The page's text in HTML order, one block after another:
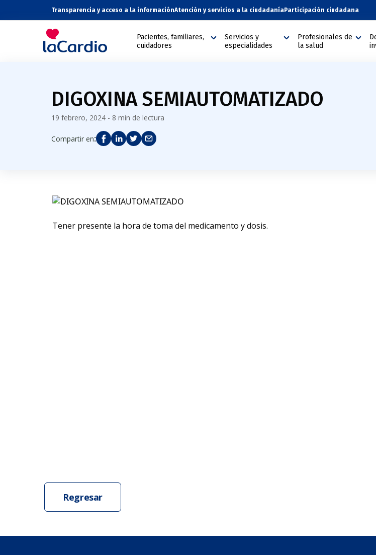
Transparencia y acceso a la informaciónAtención y servicios a la ciudadanía Participación ciudadana
Pacientes, familiares,
cuidadores
Servicios y
especialidades
Profesionales de
la salud
DIGOXINA SEMIAUTOMATIZADO
19 febrero, 2024 - 8 min de lectura
Compartir en:
Tener presente la hora de toma del medicamento y dosis.
Regresar